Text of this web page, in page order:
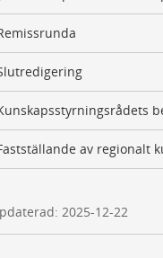
av regionalt
2025-12-22